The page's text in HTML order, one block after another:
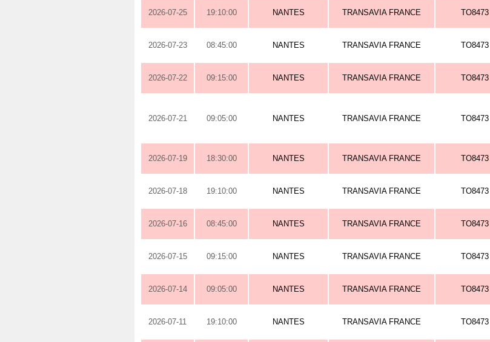
2026-07-25 19:10:00 NANTES TRANSAVIA FRANCE TO8473
2026-07-23 08:45:00 NANTES TRANSAVIA FRANCE TO8473
2026-07-22 09:15:00 NANTES TRANSAVIA FRANCE TO8473
2026-07-21 09:05:00 NANTES TRANSAVIA FRANCE TO8473
2026-07-19 18:30:00 NANTES TRANSAVIA FRANCE TO8473
2026-07-18 19:10:00 NANTES TRANSAVIA FRANCE TO8473
2026-07-16 08:45:00 NANTES TRANSAVIA FRANCE TO8473
2026-07-15 09:15:00 NANTES TRANSAVIA FRANCE TO8473
2026-07-14 09:05:00 NANTES TRANSAVIA FRANCE TO8473
2026-07-11 19:10:00 NANTES TRANSAVIA FRANCE TO8473